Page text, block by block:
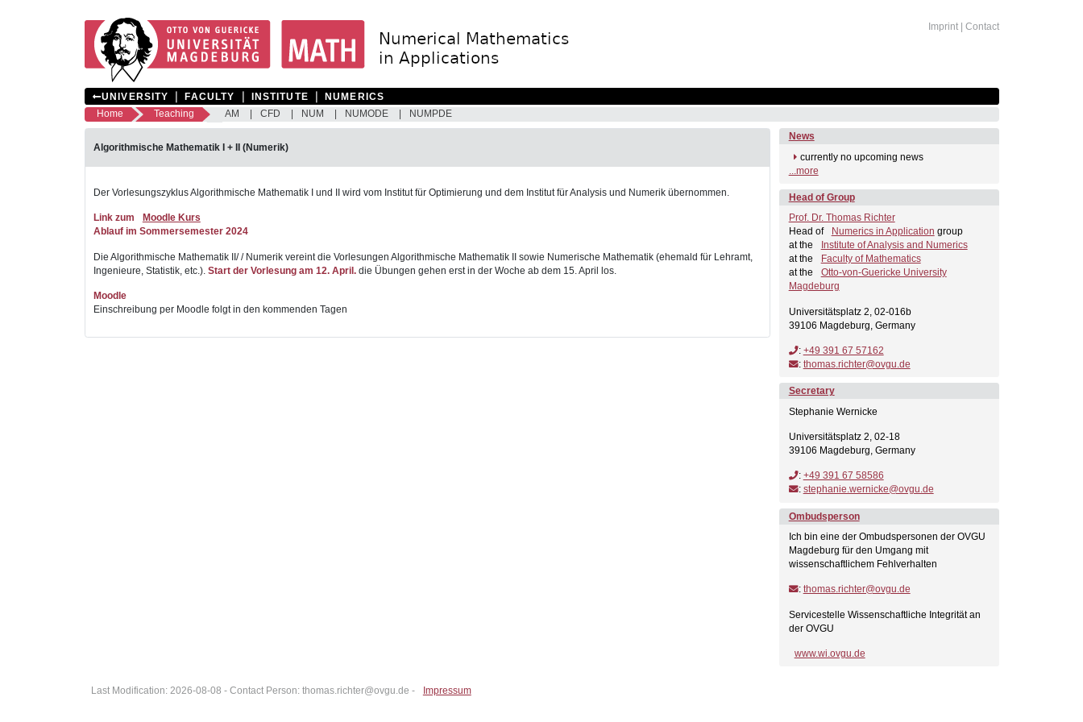
Imprint |Contact
UNIVERSITY ❘FACULTY ❘ INSTITUTE ❘
NUMERICS
Home
Teaching AM CFD NUM NUMODE NUMPDE
Algorithmische Mathematik I + II (Numerik)
Der Vorlesungszyklus Algorithmische Mathematik I und II wird vom Institut für Optimierung und dem Institut für Analysis und Numerik übernommen.
Link zum
Moodle Kurs
Ablauf im Sommersemester 2024
Die Algorithmische Mathematik II/ / Numerik vereint die Vorlesungen Algorithmische Mathematik II sowie Numerische Mathematik (ehemald für Lehramt,
Ingenieure, Statistik, etc.). Start der Vorlesung am 12. April.die Übungen gehen erst in der Woche ab dem 15. April los.
Moodle
Einschreibung per Moodle folgt in den kommenden Tagen
News
currently no upcoming news
...more
Head of Group
Prof. Dr. Thomas Richter
Head of
Numerics in Application group
at the
Institute of Analysis and Numerics
at the
Faculty of Mathematics
at the
Otto-von-Guericke University
Magdeburg
Universitätsplatz 2, 02-016b
39106 Magdeburg, Germany
: +49 391 67 57162
: thomas.richter@ovgu.de
Secretary
Stephanie Wernicke
Universitätsplatz 2, 02-18
39106 Magdeburg, Germany
: +49 391 67 58586
: stephanie.wernicke@ovgu.de
Ombudsperson
Ich bin eine der Ombudspersonen der OVGU
Magdeburg für den Umgang mit
wissenschaftlichem Fehlverhalten
: thomas.richter@ovgu.de
Servicestelle Wissenschaftliche Integrität an
der OVGU
www.wi.ovgu.de
Last Modification: 2026-08-08 - Contact Person: thomas.richter@ovgu.de - Impressum